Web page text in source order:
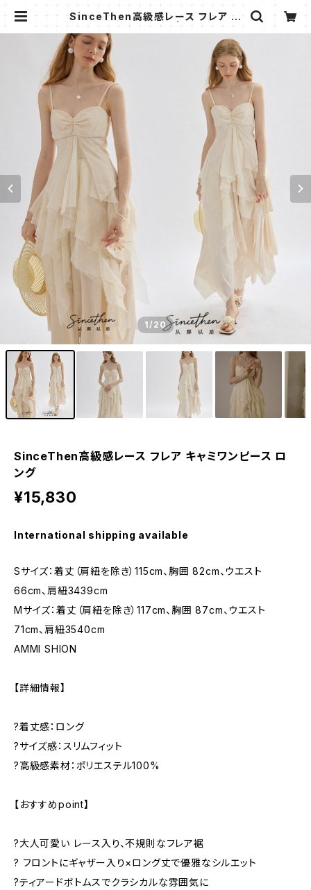
SinceThen高級感レース フレア キ
1/20
SinceThen高級感レース フレア キャミワンピース ロ
ング
¥15,830
International shipping available
Sサイズ：着丈（肩紐を除き）115cm、胸囲 82cm、ウエスト
66cm、肩紐3439cm
Mサイズ：着丈（肩紐を除き）117cm、胸囲 87cm、ウエスト
71cm、肩紐3540cm
AMMI SHION
【詳細情報】
?着丈感：ロング
?サイズ感：スリムフィット
?高級感素材：ポリエステル100%
【おすすめpoint】
?大人可愛い レース入り、不規則なフレア裾
? フロントにギャザー入り×ロング丈で優雅なシルエット
?ティアードボトムスでクラシカルな雰囲気に